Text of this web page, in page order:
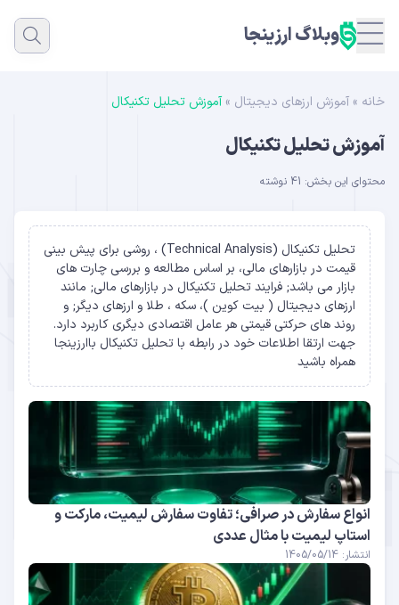
وبلاگ ارزینجا
خانه » آموزش ارزهای دیجیتال » آموزش تحلیل تکنیکال
آموزش تحلیل تکنیکال
محتوای این بخش: 41 نوشته
تحلیل تکنیکال (Technical Analysis) ، روشی برای پیش بینی
قیمت در بازارهای مالی، بر اساس مطالعه و بررسی چارت های
بازار می باشد; فرایندتحلیل تکنیکال در بازارهای مالی; مانند
ارزهای دیجیتال ( بیت کوین )، سکه ، طلا و ارزهای دیگر; و
روند های حرکتی قیمتی هر عامل اقتصادی دیگری کاربرد دارد.
جهت ارتقا اطلاعات خود در رابطه با تحلیل تکنیکال باارزینجا
همراه باشید
انواع سفارش در صرافی؛ تفاوت سفارش لیمیت، مارکت و
استاپ لیمیت با مثال عددی
انتشار: 1405/05/14